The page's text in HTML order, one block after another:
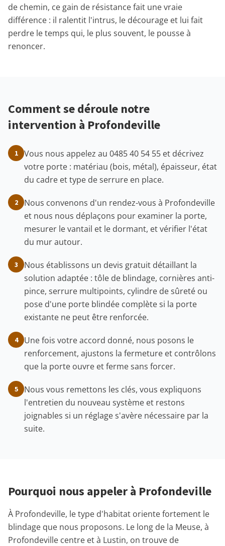
de chemin, ce gain de résistance fait une vraie
différence : il ralentit l'intrus, le décourage et lui fait
perdre le temps qui, le plus souvent, le pousse à
renoncer.
Comment se déroule notre
intervention à Profondeville
1
Vous nous appelez au 0485 40 54 55 et décrivez
votre porte : matériau (bois, métal), épaisseur, état
du cadre et type de serrure en place.
2
Nous convenons d'un rendez-vous à Profondeville
et nous nous déplaçons pour examiner la porte,
mesurer le vantail et le dormant, et vérifier l'état
du mur autour.
3
Nous établissons un devis gratuit détaillant la
solution adaptée : tôle de blindage, cornières anti-
pince, serrure multipoints, cylindre de sûreté ou
pose d'une porte blindée complète si la porte
existante ne peut être renforcée.
4
Une fois votre accord donné, nous posons le
renforcement, ajustons la fermeture et contrôlons
que la porte ouvre et ferme sans forcer.
5
Nous vous remettons les clés, vous expliquons
l'entretien du nouveau système et restons
joignables si un réglage s'avère nécessaire par la
suite.
Pourquoi nous appeler à Profondeville
À Profondeville, le type d'habitat oriente fortement le
blindage que nous proposons. Le long de la Meuse, à
Profondeville centre et à Lustin, on trouve de